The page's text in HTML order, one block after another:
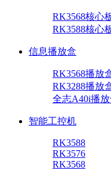
RK3568核心
RK3588核心
信息播放盒
RK3568播放
RK3288播放
全志A40i播放
智能工控机
RK3588
RK3576
RK3568